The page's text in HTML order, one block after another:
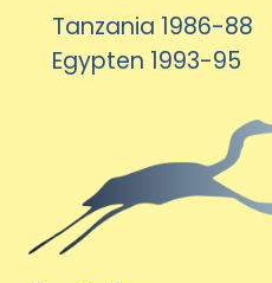
Tanzania 1986-88
Egypten 1993-95